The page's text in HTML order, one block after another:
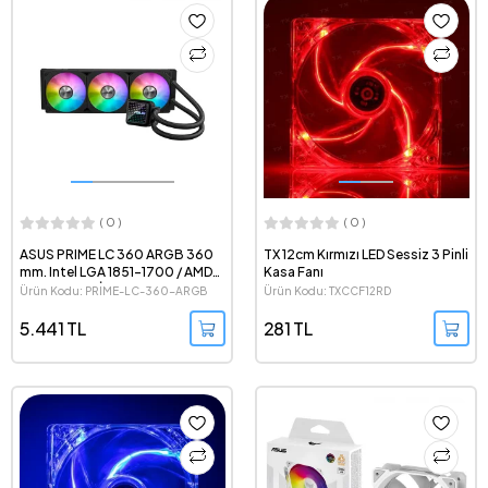
( 0 )
ASUS PRIME LC 360 ARGB 360
mm. Intel LGA 1851-1700 / AMD
AM5 Uyumlu İşlemci Sıvı
Ürün Kodu: PRIME-LC-360-ARGB
5.441 TL
( 0 )
TX 12cm Kırmızı LED Sessiz 3 Pinli
Kasa Fanı
Ürün Kodu: TXCCF12RD
281 TL